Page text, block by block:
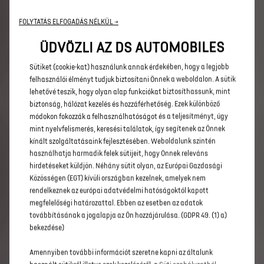
Sötétített hátsó ablaküvegek
DS AUTOMOBILE felirat hátul
Elektromosan behajtható, fűthető
visszapillantótükrök
3D hűtőmaszk áltátszó polikarbonátból
DS embléma a motorháztetőn
Rejtett, színre fényezett kilincsek elöl
KEREKEK
19'' ORIONIS
Defektjavító készlet
AUDIO ÉS TELEMATIKA
3 USB csatlakozó (csak töltés)
6 hangszórós audiorendszer (4 mélysugárzó, 2
magassugárzó)
Android Auto és Apple Carplay csatlakozással
FOLYTATÁS ELFOGADÁS NÉLKÜL →
ÜDVÖZLI AZ DS AUTOMOBILES
Sütiket (cookie-kat) használunk annak érdekében, hogy a legjobb
felhasználói élményt tudjuk biztosítani Önnek a weboldalon. A sütik
lehetővé teszik, hogy olyan alap funkciókat biztosíthassunk, mint
biztonság, hálózat kezelés és hozzáférhetőség. Ezek különböző
módokon fokozzák a felhasználhatóságot és a teljesítményt, úgy
mint nyelvfelismerés, keresési találatok, így segítenek az Önnek
kínált szolgáltatásaink fejlesztésében. Weboldalunk szintén
használhatja harmadik felek sütijeit, hogy Önnek releváns
hirdetéseket küldjön. Néhány sütit olyan, az Európai Gazdasági
Közösségen (EGT) kívüli országban kezelnek, amelyek nem
rendelkeznek az európai adatvédelmi hatóságoktól kapott
megfelelőségi határozattal. Ebben az esetben az adatok
továbbításának a jogalapja az Ön hozzájárulása. (GDPR 49. (1) a)
bekezdése)
Amennyiben további információt szeretne kapni az általunk